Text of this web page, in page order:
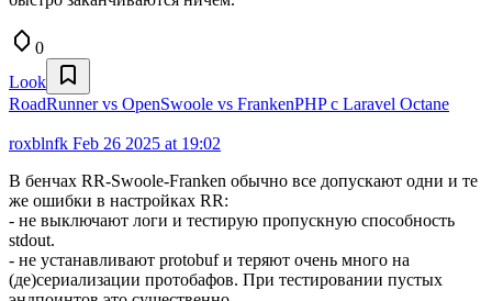
0
Look
RoadRunner vs OpenSwoole vs FrankenPHP с Laravel Octane
roxblnfk Feb 26 2025 at 19:02
В бенчах RR-Swoole-Franken обычно все допускают одни и те
же ошибки в настройках RR:
- не выключают логи и тестирую пропускную способность
stdout.
- не устанавливают protobuf и теряют очень много на
(де)сериализации протобафов. При тестировании пустых